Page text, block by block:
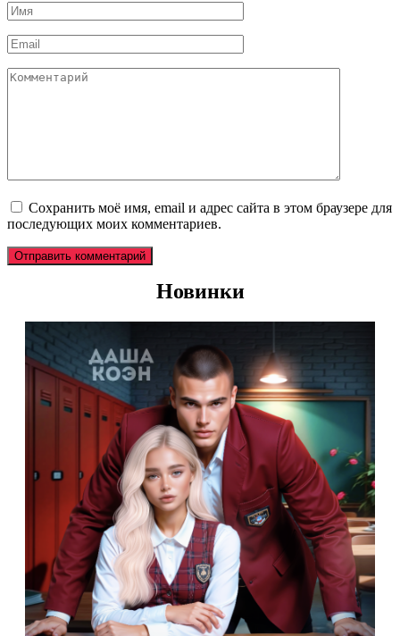
Имя
*
Email
*
Комментарий
Сохранить моё имя, email и адрес сайта в этом браузере для
последующих моих комментариев.
Новинки